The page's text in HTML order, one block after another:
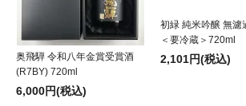
奥飛騨 令和八年金賞受賞酒
(R7BY) 720ml
6,000円(税込)
初緑 純米吟醸 無濾
＜要冷蔵＞720ml
2,101円(税込)